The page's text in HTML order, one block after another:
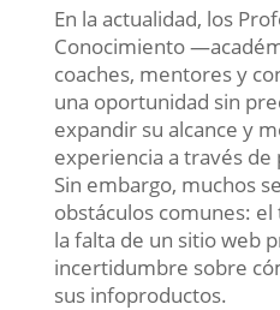
En la actualidad, los
Conocimiento
coaches, mentores y
una oportunidad sin
expandir su alcance y
experiencia a través
Sin embargo, muchos
obstáculos comunes:
la falta de un sitio web
incertidumbre sobre
sus infoproductos.